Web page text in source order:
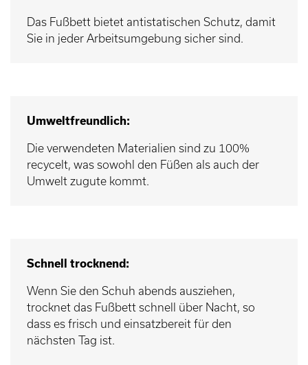
Das Fußbett bietet antistatischen Schutz, damit
Sie in jeder Arbeitsumgebung sicher sind.
Umweltfreundlich:
Die verwendeten Materialien sind zu 100%
recycelt, was sowohl den Füßen als auch der
Umwelt zugute kommt.
Schnell trocknend:
Wenn Sie den Schuh abends ausziehen,
trocknet das Fußbett schnell über Nacht, so
dass es frisch und einsatzbereit für den
nächsten Tag ist.